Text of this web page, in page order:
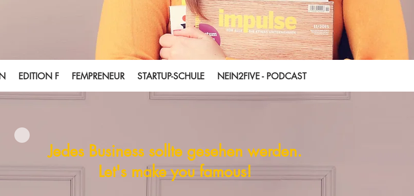
EDITION F FEMPRENEUR STARTUP-SCHULE NEIN2FIVE - PODCAST
Jedes Business sollte gesehen werden.
Let's make you famous!